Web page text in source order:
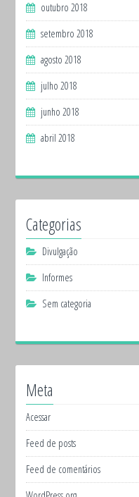
outubro 2018
setembro 2018
agosto 2018
julho 2018
junho 2018
abril 2018
Categorias
Divulgação
Informes
Sem categoria
Meta
Acessar
Feed de posts
Feed de comentários